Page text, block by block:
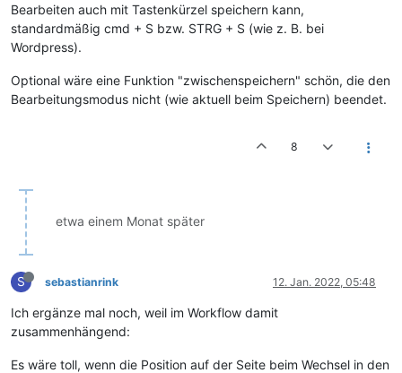
Bearbeiten auch mit Tastenkürzel speichern kann,
standardmäßig cmd + S bzw. STRG + S (wie z. B. bei
Wordpress).
Optional wäre eine Funktion "zwischenspeichern" schön, die den
Bearbeitungsmodus nicht (wie aktuell beim Speichern) beendet.
8
etwa einem Monat später
S sebastianrink 12. Jan. 2022, 05:48
Ich ergänze mal noch, weil im Workflow damit
zusammenhängend:
Es wäre toll, wenn die Position auf der Seite beim Wechsel in den